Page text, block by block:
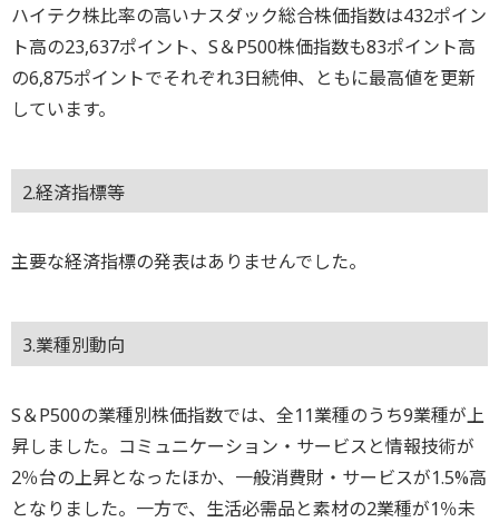
ハイテク株比率の高いナスダック総合株価指数は432ポイン
ト高の23,637ポイント、S＆P500株価指数も83ポイント高
の6,875ポイントでそれぞれ3日続伸、ともに最高値を更新
しています。
2.経済指標等
主要な経済指標の発表はありませんでした。
3.業種別動向
S＆P500の業種別株価指数では、全11業種のうち9業種が上
昇しました。コミュニケーション・サービスと情報技術が
2％台の上昇となったほか、一般消費財・サービスが1.5%高
となりました。一方で、生活必需品と素材の2業種が1％未